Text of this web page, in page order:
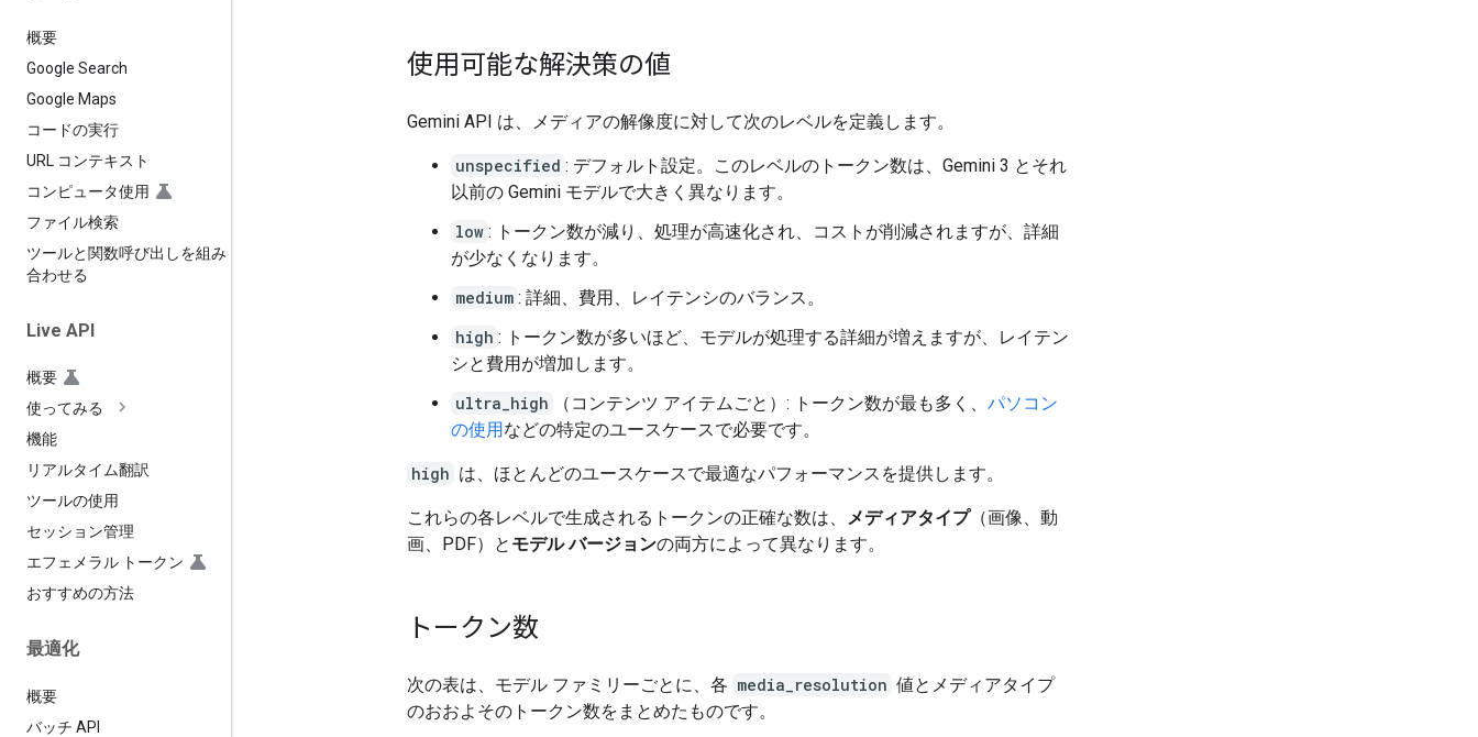
概要
Google Search
Google Maps
コードの実行
URL コンテキスト
コンピュータ使用
ファイル検索
ツールと関数呼び出しを組み
合わせる
Live API
概要
使ってみる
機能
リアルタイム翻訳
ツールの使用
セッション管理
エフェメラル トークン
おすすめの方法
最適化
概要
バッチ API
使用可能な解決策の値
Gemini API は、メディアの解像度に対して次のレベルを定義します。
unspecified : デフォルト設定。このレベルのトークン数は、Gemini 3 とそれ
以前の Gemini モデルで大きく異なります。
low : トークン数が減り、処理が高速化され、コストが削減されますが、詳細
が少なくなります。
medium : 詳細、費用、レイテンシのバランス。
high : トークン数が多いほど、モデルが処理する詳細が増えますが、レイテン
シと費用が増加します。
ultra_high
（コンテンツ アイテムごと）: トークン数が最も多く、 パソコン
の使用などの特定のユースケースで必要です。
high は、ほとんどのユースケースで最適なパフォーマンスを提供します。
これらの各レベルで生成されるトークンの正確な数は、 メディアタイプ（画像、動
画、PDF）と モデル バージョンの両方によって異なります。
トークン数
次の表は、モデル ファミリーごとに、各 media_resolution 値とメディアタイプ
のおおよそのトークン数をまとめたものです。